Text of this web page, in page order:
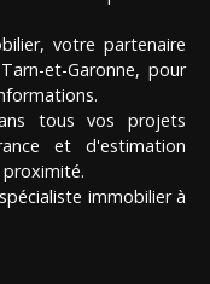
votre partenaire
et-Garonne, pour
tous vos projets
et d'estimation
immobilier à